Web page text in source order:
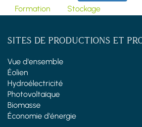
Formation
Stockage
SITES DE PRODUCTIONS ET
Vue d'ensemble
Éolien
Hydroélectricité
Photovoltaïque
Biomasse
Économie d'énergie